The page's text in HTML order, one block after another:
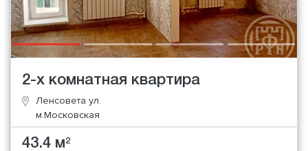
2-х комнатная квартира
Ленсовета ул.
м.Московская
43.4 м2